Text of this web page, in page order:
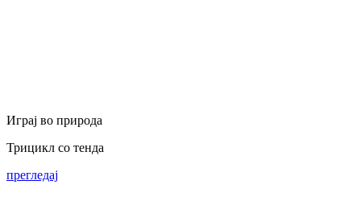
Играј во природа
Трицикл со тенда
прегледај